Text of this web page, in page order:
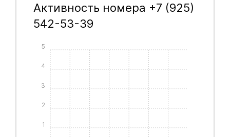
Активность номера +7 (925)
542-53-39
1
2
3
4
5